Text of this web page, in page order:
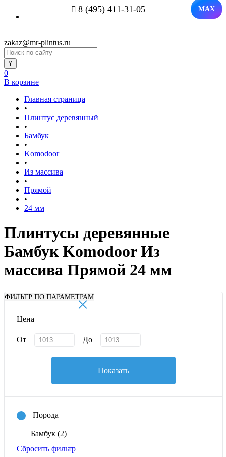
8 (495) 411-31-05 MAX
zakaz@mr-plintus.ru
0
В корзине
Главная страница
•
Плинтус деревянный
•
Бамбук
•
Komodoor
•
Из массива
•
Прямой
•
24 мм
Плинтусы деревянные
Бамбук Komodoor Из
массива Прямой 24 мм
ФИЛЬТР ПО ПАРАМЕТРАМ
×
Цена
От До
Показать
Порода
Бамбук (2)
Сбросить фильтр